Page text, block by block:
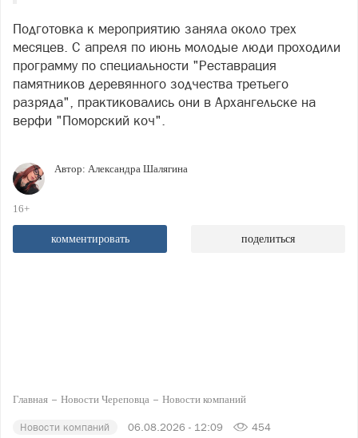
Подготовка к мероприятию заняла около трех
месяцев. С апреля по июнь молодые люди проходили
программу по специальности "Реставрация
памятников деревянного зодчества третьего
разряда", практиковались они в Архангельске на
верфи "Поморский коч".
Автор: Александра Шалягина
16+
комментировать поделиться
Главная Новости Череповца Новости компаний
Новости компаний 06.08.2026 - 12:09 454